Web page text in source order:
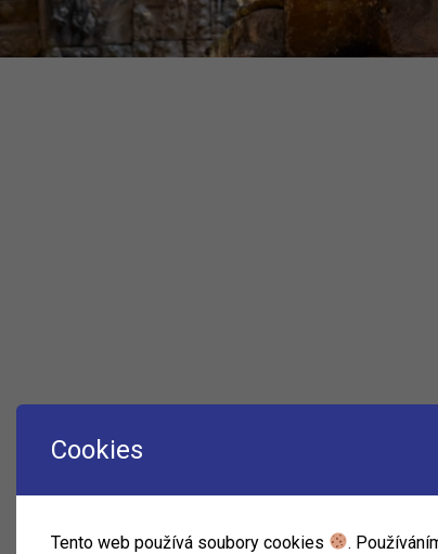
Cookies
Tento web používá soubory cookies
.